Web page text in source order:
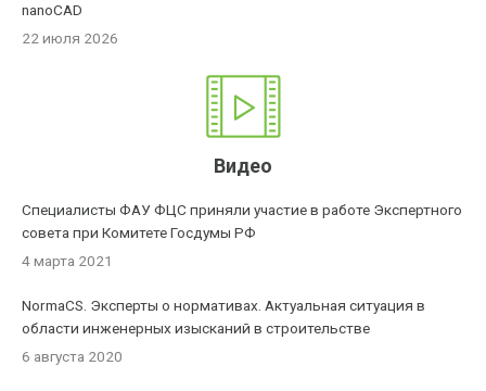
nanoCAD
22 июля 2026
Видео
Специалисты ФАУ ФЦС приняли участие в работе Экспертного
совета при Комитете Госдумы РФ
4 марта 2021
NormaCS. Эксперты о нормативах. Актуальная ситуация в
области инженерных изысканий в строительстве
6 августа 2020